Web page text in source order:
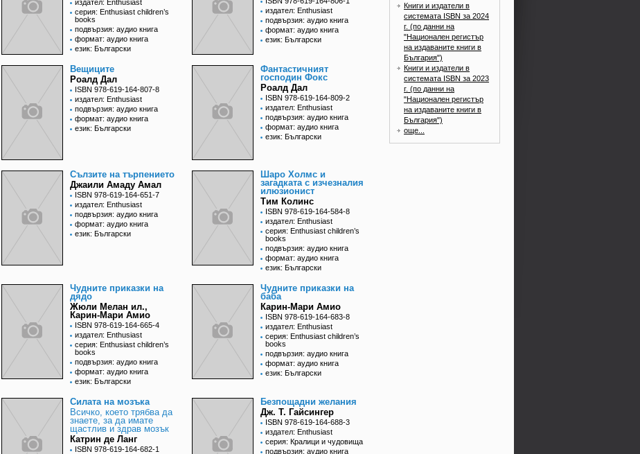
издател: Enthusiast
серия: Еnthusiast children’s
books
подвързия: аудио книга
формат: аудио книга
език: Български
издател: Enthusiast
подвързия: аудио книга
формат: аудио книга
език: Български
Вещиците
Роалд Дал
ISBN 978-619-164-807-8
издател: Enthusiast
подвързия: аудио книга
формат: аудио книга
език: Български
Фантастичният
господин Фокс
Роалд Дал
ISBN 978-619-164-809-2
издател: Enthusiast
подвързия: аудио книга
формат: аудио книга
език: Български
Сълзите на търпението
Джаили Амаду Амал
ISBN 978-619-164-651-7
издател: Enthusiast
подвързия: аудио книга
формат: аудио книга
език: Български
Шаро Холмс и
загадката с изчезналия
илюзионист
Тим Колинс
ISBN 978-619-164-584-8
издател: Enthusiast
серия: Еnthusiast children’s
books
подвързия: аудио книга
формат: аудио книга
език: Български
Чудните приказки на
дядо
Жюли Мелан ил.,
Карин-Мари Амио
ISBN 978-619-164-665-4
издател: Enthusiast
серия: Enthusiast children’s
books
подвързия: аудио книга
формат: аудио книга
език: Български
Чудните приказки на
баба
Карин-Мари Амио
ISBN 978-619-164-683-8
издател: Enthusiast
серия: Enthusiast children’s
books
подвързия: аудио книга
формат: аудио книга
език: Български
Силата на мозъка
Всичко, което трябва да
знаете, за да имате
щастлив и здрав мозък
Катрин де Ланг
ISBN 978-619-164-682-1
Безпощадни желания
Дж. Т. Гайсингер
ISBN 978-619-164-688-3
издател: Enthusiast
серия: Кралици и чудовища
подвързия: аудио книга
Книги и издатели в
системата ISBN за 2024
г. (по данни на
"Национален регистър
на издаваните книги в
България")
Книги и издатели в
системата ISBN за 2023
г. (по данни на
"Национален регистър
на издаваните книги в
България")
още...